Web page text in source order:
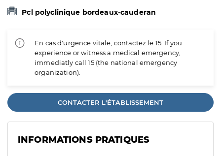
Pcl polyclinique bordeaux-cauderan
En cas d'urgence vitale, contactez le 15. If you
experience or witness a medical emergency,
immediatly call 15 (the national emergency
organization).
CONTACTER L'ÉTABLISSEMENT
INFORMATIONS PRATIQUES